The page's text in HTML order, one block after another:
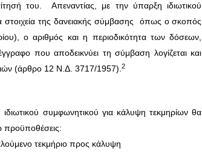
του. Απεναντίας, με την ύπαρξη ιδιωτικού
στοιχεία της δανειακής σύμβασης όπως ο σκοπός
ο αριθμός και η περιοδικότητα των δόσεων,
που αποδεικνύει τη σύμβαση λογίζεται και
(άρθρο 12 Ν.Δ. 3717/1957). 2
συμφωνητικού για κάλυψη τεκμηρίων θα
προϋποθέσεις:
τεκμήριο προς κάλυψη